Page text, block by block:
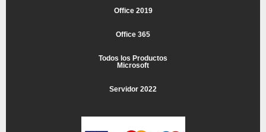
Office 2019
Office 365
Todos los Productos
Microsoft
Servidor 2022